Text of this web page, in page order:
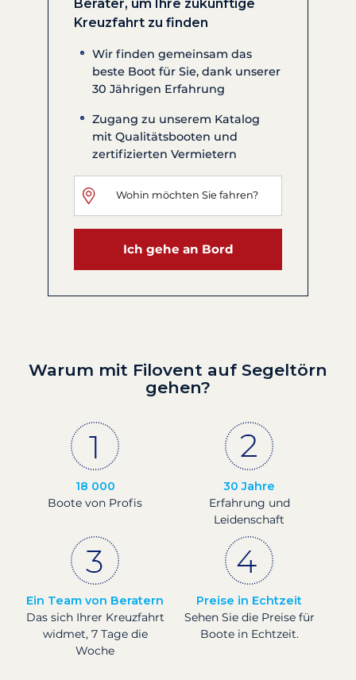
Berater, um Ihre zukünftige
Kreuzfahrt zu finden
Wir finden gemeinsam das
beste Boot für Sie, dank unserer
30 Jährigen Erfahrung
Zugang zu unserem Katalog
mit Qualitätsbooten und
zertifizierten Vermietern
Ich gehe an Bord
Warum mit Filovent auf Segeltörn
gehen?
18 000
Boote von Profis
30 Jahre
Erfahrung und
Leidenschaft
Ein Team von Beratern
Das sich Ihrer Kreuzfahrt
widmet, 7 Tage die
Woche
Preise in Echtzeit
Sehen Sie die Preise für
Boote in Echtzeit.